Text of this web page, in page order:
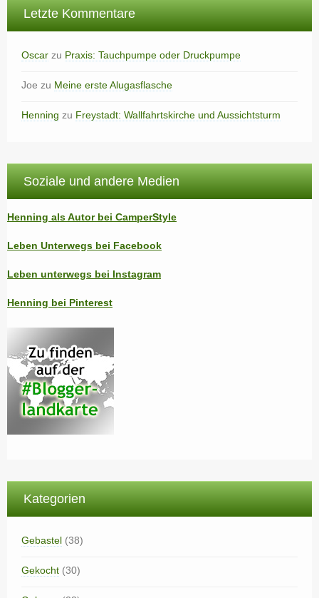
Letzte Kommentare
Oscar zu Praxis: Tauchpumpe oder Druckpumpe
Joe zu Meine erste Alugasflasche
Henning zu Freystadt: Wallfahrtskirche und Aussichtsturm
Soziale und andere Medien
Henning als Autor bei CamperStyle
Leben Unterwegs bei Facebook
Leben unterwegs bei Instagram
Henning bei Pinterest
Kategorien
Gebastel (38)
Gekocht (30)